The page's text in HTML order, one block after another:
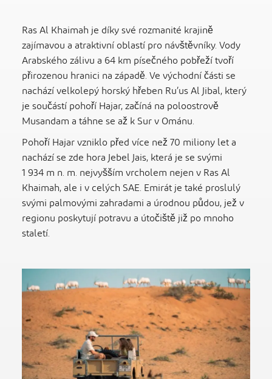
Ras Al Khaimah je díky své rozmanité krajině
zajímavou a atraktivní oblastí pro návštěvníky. Vody
Arabského zálivu a 64 km písečného pobřeží tvoří
přirozenou hranici na západě. Ve východní části se
nachází velkolepý horský hřeben Ru’us Al Jibal, který
je součástí pohoří Hajar, začíná na poloostrově
Musandam a táhne se až k Sur v Ománu.
Pohoří Hajar vzniklo před více než 70 miliony let a
nachází se zde hora Jebel Jais, která je se svými
1 934 m n. m. nejvyšším vrcholem nejen v Ras Al
Khaimah, ale i v celých SAE. Emirát je také proslulý
svými palmovými zahradami a úrodnou půdou, jež v
regionu poskytují potravu a útočiště již po mnoho
staletí.